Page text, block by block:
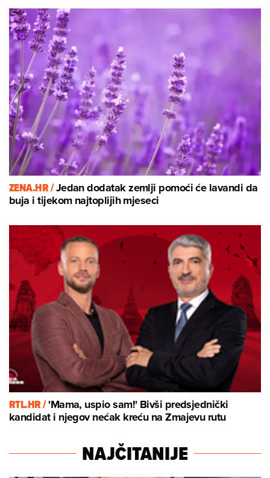
ZENA.HR /Jedan dodatak zemlji pomoći će lavandi da
buja i tijekom najtoplijih mjeseci
RTL.HR /'Mama, uspio sam!' Bivši predsjednički
kandidat i njegov nećak kreću na Zmajevu rutu
NAJČITANIJE